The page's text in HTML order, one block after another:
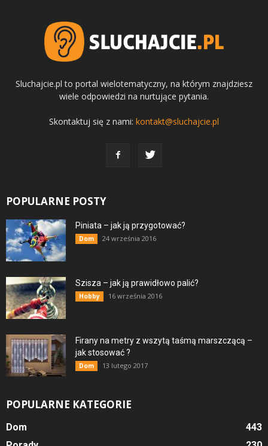
Sluchajcie.pl to portal wielotematyczny, na którym znajdziesz
wiele odpowiedzi na nurtujące pytania.
Skontaktuj się z nami: kontakt@sluchajcie.pl
POPULARNE POSTY
Piniata – jak ją przygotować?
Dom 24 września 2016
Szisza – jak ją prawidłowo palić?
Hobby 16 września 2016
Firany na metry z wszytą taśmą marszczącą –
jak stosować ?
Dom 13 lutego 2017
POPULARNE KATEGORIE
Dom
443